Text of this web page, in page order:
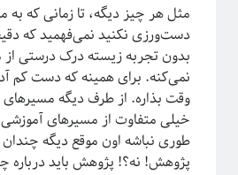
آیا فیزیک می‌تواند شبکه‌های اجتماعی را مدل‌سازی
مثل هر چیز دیگه، تا زمانی که به
دست‌ورزی نکنید نمی‌فهمید که
بدون تجربه زیسته درک درستی از
وقت بذاره. از طرف دیگه
خیلی متفاوت از مسیرهای آموزشی
طوری نباشه اون موقع دیگه
پژوهش! نه؟! پژوهش باید درباره